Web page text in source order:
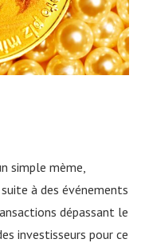
simple mème,
à des événements
dépassant le
investisseurs pour ce